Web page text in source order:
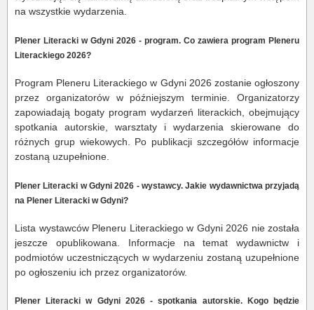
na wszystkie wydarzenia.
Plener Literacki w Gdyni 2026 - program. Co zawiera program Pleneru
Literackiego 2026?
Program Pleneru Literackiego w Gdyni 2026 zostanie ogłoszony
przez organizatorów w późniejszym terminie. Organizatorzy
zapowiadają bogaty program wydarzeń literackich, obejmujący
spotkania autorskie, warsztaty i wydarzenia skierowane do
różnych grup wiekowych. Po publikacji szczegółów informacje
zostaną uzupełnione.
Plener Literacki w Gdyni 2026 - wystawcy. Jakie wydawnictwa przyjadą
na Plener Literacki w Gdyni?
Lista wystawców Pleneru Literackiego w Gdyni 2026 nie została
jeszcze opublikowana. Informacje na temat wydawnictw i
podmiotów uczestniczących w wydarzeniu zostaną uzupełnione
po ogłoszeniu ich przez organizatorów.
Plener Literacki w Gdyni 2026 - spotkania autorskie. Kogo będzie